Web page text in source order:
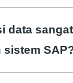
anggota
peran
data
sistem
data dari